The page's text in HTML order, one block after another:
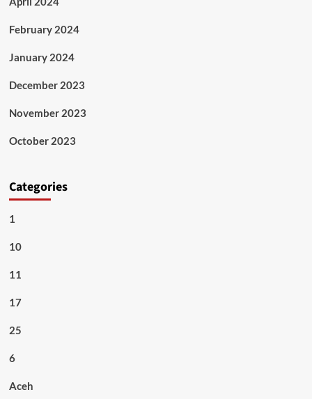
February 2024
January 2024
December 2023
November 2023
October 2023
Categories
1
10
11
17
25
6
Aceh